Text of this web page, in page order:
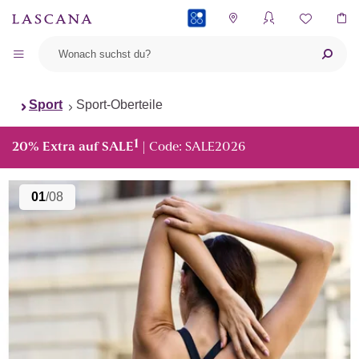
Sport Sport-Oberteile
20% Extra auf SALE1 | Code: SALE2026
01/08